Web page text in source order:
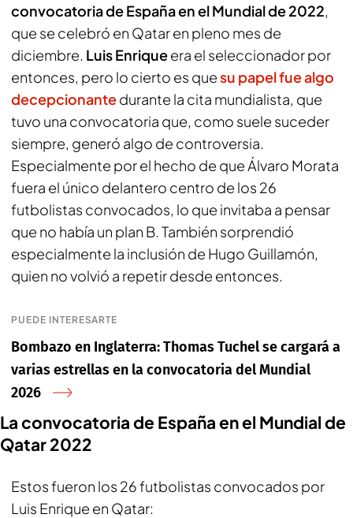
convocatoria de España en el Mundial de 2022,
que se celebró en Qatar en pleno mes de
diciembre. Luis Enriqueera el seleccionador por
entonces, pero lo cierto es quesu papel fue algo
decepcionantedurante la cita mundialista, que
tuvo una convocatoria que, como suele suceder
siempre, generó algo de controversia.
Especialmente por el hecho de que Álvaro Morata
fuera el único delantero centro de los 26
futbolistas convocados, lo que invitaba a pensar
que no había un plan B. También sorprendió
especialmente la inclusión de Hugo Guillamón,
quien no volvió a repetir desde entonces.
PUEDE INTERESARTE
Bombazo en Inglaterra: Thomas Tuchel se cargará a
varias estrellas en la convocatoria del Mundial
2026
La convocatoria de España en el Mundial de
Qatar 2022
Estos fueron los 26 futbolistas convocados por
Luis Enrique en Qatar: